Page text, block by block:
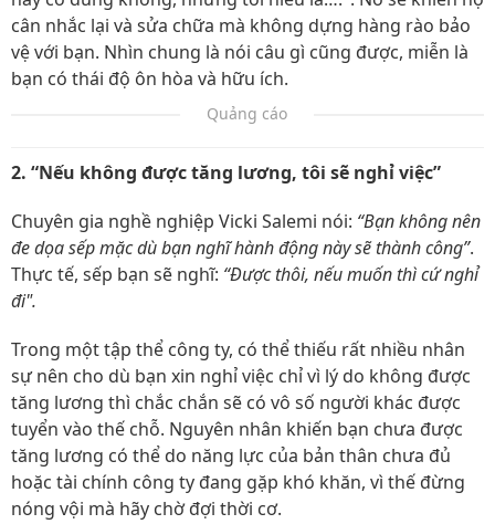
cân nhắc lại và sửa chữa mà không dựng hàng rào bảo
vệ với bạn. Nhìn chung là nói câu gì cũng được, miễn là
bạn có thái độ ôn hòa và hữu ích.
Quảng cáo
2. “Nếu không được tăng lương, tôi sẽ nghỉ việc”
Chuyên gia nghề nghiệp Vicki Salemi nói: “Bạn không nên
đe dọa sếp mặc dù bạn nghĩ hành động này sẽ thành công”.
Thực tế, sếp bạn sẽ nghĩ: “Được thôi, nếu muốn thì cứ nghỉ
đi".
Trong một tập thể công ty, có thể thiếu rất nhiều nhân
sự nên cho dù bạn xin nghỉ việc chỉ vì lý do không được
tăng lương thì chắc chắn sẽ có vô số người khác được
tuyển vào thế chỗ. Nguyên nhân khiến bạn chưa được
tăng lương có thể do năng lực của bản thân chưa đủ
hoặc tài chính công ty đang gặp khó khăn, vì thế đừng
nóng vội mà hãy chờ đợi thời cơ.